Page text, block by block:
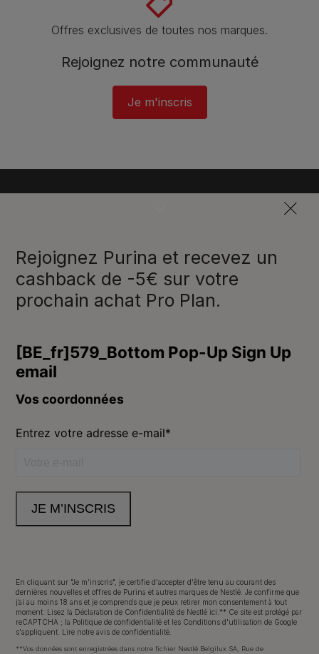
Offres exclusives de toutes nos marques.
Rejoignez notre communauté
Je m'inscris
Rejoignez Purina et recevez un
cashback de -5€ sur votre
prochain achat Pro Plan.
En cliquant sur "Je m'inscris", je certifie d'accepter d'être tenu au courant des
dernières nouvelles et offres de Purina et autres marques de Nestlé. Je confirme que
j’ai au moins 18 ans et je comprends que je peux retirer mon consentement à tout
moment. Lisez la Déclaration de Confidentialité de Nestlé ici.** Ce site est protégé par
reCAPTCHA ; la Politique de confidentialité et les Conditions d'utilisation de Google
s'appliquent. Lire notre avis de confidentialité
**Vos données sont enregistrées dans notre fichier Nestlé Belgilux SA, Rue de
Purina
Appelez-nous:02.529.54.54
facebook
Déclaration d'accessibilité Conditions d’utilisation